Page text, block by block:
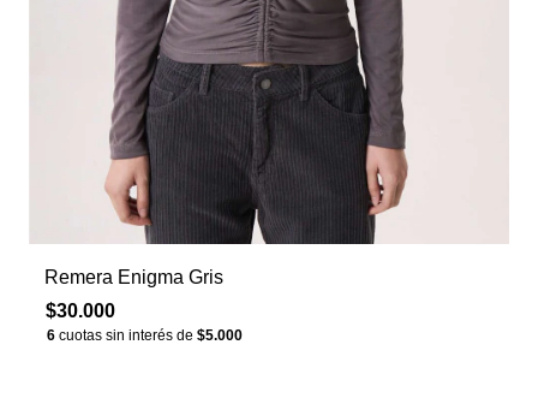
Remera Enigma Gris
$30.000
6 cuotas sin interés de $5.000